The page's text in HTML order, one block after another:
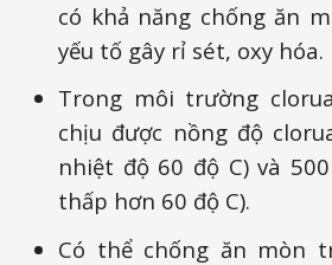
có khả năng chống ăn
yếu tố gây rỉ sét, oxy hóa.
Trong môi trường
chịu được nồng độ
nhiệt độ 60 độ C) và
thấp hơn 60 độ C).
Có thể chống ăn mòn